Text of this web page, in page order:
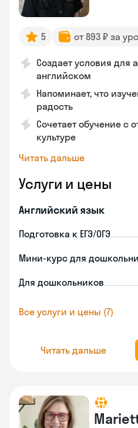
5 от 893 ₽ за
Создает условия для
английском
Напоминает, что
радость
Сочетает обучение с
культуре
Читать дальше
Услуги и цены
Английский язык
Подготовка к ЕГЭ/ОГЭ
Мини-курс для
Для дошкольников
Все услуги и цены (7)
Читать дальше